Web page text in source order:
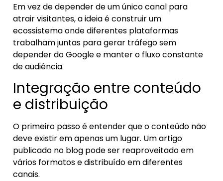
Em vez de depender de um único canal para
atrair visitantes, a ideia é construir um
ecossistema onde diferentes plataformas
trabalham juntas para gerar tráfego sem
depender do Google e manter o fluxo constante
de audiência.
Integração entre conteúdo
e distribuição
O primeiro passo é entender que o conteúdo não
deve existir em apenas um lugar. Um artigo
publicado no blog pode ser reaproveitado em
vários formatos e distribuído em diferentes
canais.